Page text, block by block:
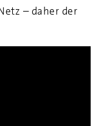
– daher der